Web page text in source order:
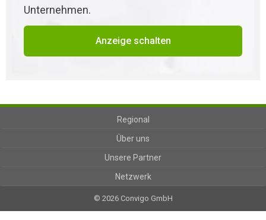
Unternehmen.
Anzeige schalten
Regional
Über uns
Unsere Partner
Netzwerk
© 2026 Convigo GmbH